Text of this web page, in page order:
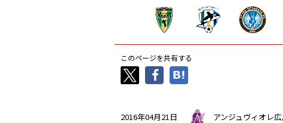
このページを共有する
2016年04月21日 アンジュヴィオレ